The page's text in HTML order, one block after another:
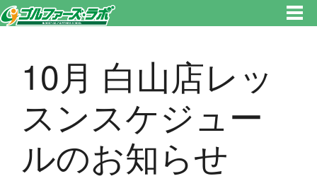
新宿区、若松河田で気軽にゴルフレッスン！
10月 白山店レッ
スンスケジュー
ルのお知らせ